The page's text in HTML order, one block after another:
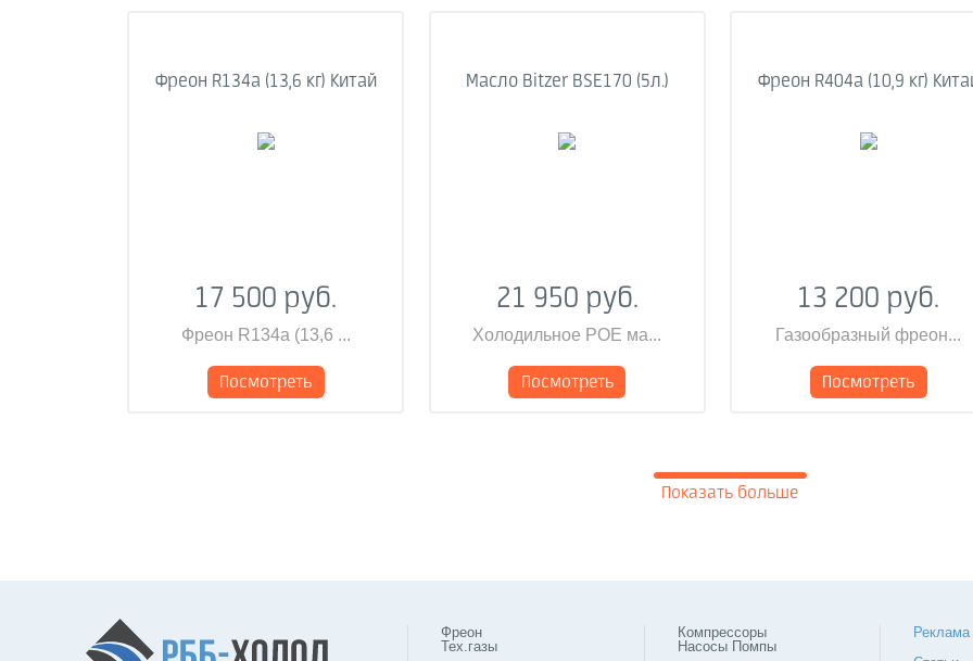
Фреон R134a (13,6 кг) Китай
17 500 руб.
Фреон R134a (13,6 ...
Посмотреть
Масло Bitzer BSE170 (5л.)
21 950 руб.
Холодильное POE ма...
Посмотреть
Фреон R404a (10,9 кг)
13 200 руб.
Газообразный фреон...
Посмотреть
Показать больше
Фреон
Тех.газы
Компрессоры
Насосы Помпы
Реклама